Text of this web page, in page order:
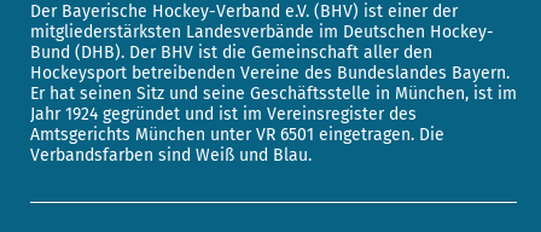
Der Bayerische Hockey-Verband e.V. (BHV) ist einer der
mitgliederstärksten Landesverbände im Deutschen Hockey-
Bund (DHB). Der BHV ist die Gemeinschaft aller den
Hockeysport betreibenden Vereine des Bundeslandes Bayern.
Er hat seinen Sitz und seine Geschäftsstelle in München, ist im
Jahr 1924 gegründet und ist im Vereinsregister des
Amtsgerichts München unter VR 6501 eingetragen. Die
Verbandsfarben sind Weiß und Blau.